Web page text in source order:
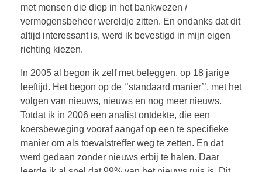
met mensen die diep in het bankwezen /
vermogensbeheer wereldje zitten. En ondanks dat dit
altijd interessant is, werd ik bevestigd in mijn eigen
richting kiezen.
In 2005 al begon ik zelf met beleggen, op 18 jarige
leeftijd. Het begon op de ‘’standaard manier’’, met het
volgen van nieuws, nieuws en nog meer nieuws.
Totdat ik in 2006 een analist ontdekte, die een
koersbeweging vooraf aangaf op een te specifieke
manier om als toevalstreffer weg te zetten. En dat
werd gedaan zonder nieuws erbij te halen. Daar